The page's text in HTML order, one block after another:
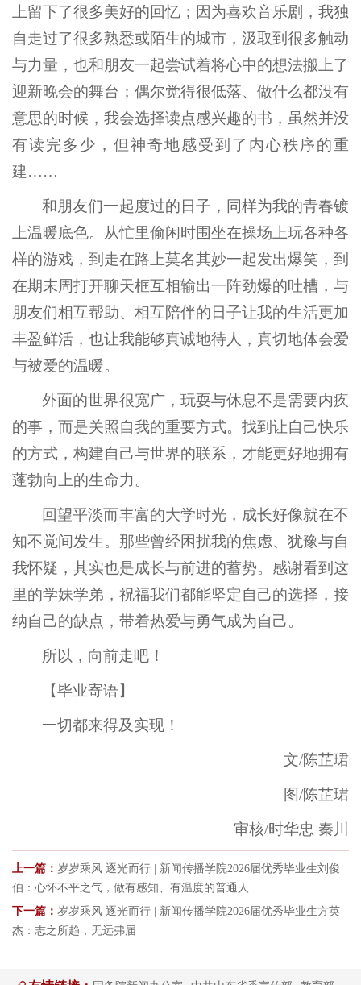
上留下了很多美好的回忆；因为喜欢音乐剧，我独
自走过了很多熟悉或陌生的城市，汲取到很多触动
与力量，也和朋友一起尝试着将心中的想法搬上了
迎新晚会的舞台；偶尔觉得很低落、做什么都没有
意思的时候，我会选择读点感兴趣的书，虽然并没
有读完多少，但神奇地感受到了内心秩序的重
建……
和朋友们一起度过的日子，同样为我的青春镀
上温暖底色。从忙里偷闲时围坐在操场上玩各种各
样的游戏，到走在路上莫名其妙一起发出爆笑，到
在期末周打开聊天框互相输出一阵劲爆的吐槽，与
朋友们相互帮助、相互陪伴的日子让我的生活更加
丰盈鲜活，也让我能够真诚地待人，真切地体会爱
与被爱的温暖。
外面的世界很宽广，玩耍与休息不是需要内疚
的事，而是关照自我的重要方式。找到让自己快乐
的方式，构建自己与世界的联系，才能更好地拥有
蓬勃向上的生命力。
回望平淡而丰富的大学时光，成长好像就在不
知不觉间发生。那些曾经困扰我的焦虑、犹豫与自
我怀疑，其实也是成长与前进的蓄势。感谢看到这
里的学妹学弟，祝福我们都能坚定自己的选择，接
纳自己的缺点，带着热爱与勇气成为自己。
所以，向前走吧！
【毕业寄语】
一切都来得及实现！
文/陈芷珺
图/陈芷珺
审核/时华忠 秦川
上一篇： 岁岁乘风 逐光而行 | 新闻传播学院2026届优秀毕业生刘俊
伯：心怀不平之气，做有感知、有温度的普通人
下一篇： 岁岁乘风 逐光而行 | 新闻传播学院2026届优秀毕业生方英
杰：志之所趋，无远弗届